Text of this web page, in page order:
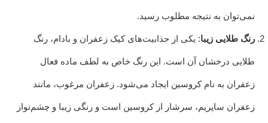
نمی‌توان به نتیجه مطلوب رسید.
رنگ طلایی زیبا: یکی از جذابیت‌های کیک زعفران و بادام، رنگ
طلایی درخشان آن است. این رنگ خاص به لطف ماده فعال
زعفران به نام کروسین ایجاد می‌شود. زعفران مرغوب، مانند
زعفران ساپریم، سرشار از کروسین است و رنگی زیبا و چشم‌نواز